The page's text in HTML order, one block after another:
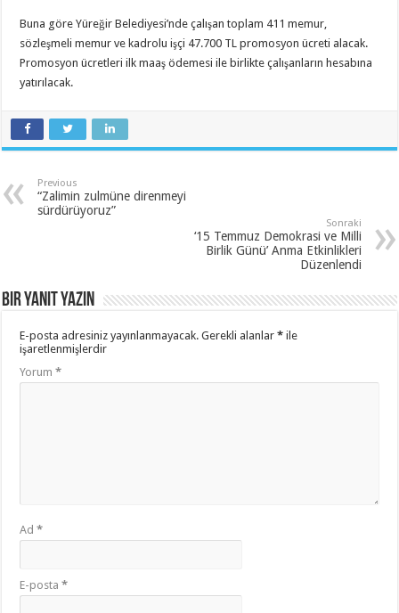
Buna göre Yüreğir Belediyesi’nde çalışan toplam 411 memur,
sözleşmeli memur ve kadrolu işçi 47.700 TL promosyon ücreti alacak.
Promosyon ücretleri ilk maaş ödemesi ile birlikte çalışanların hesabına
yatırılacak.
Previous
“Zalimin zulmüne direnmeyi
sürdürüyoruz”
Sonraki
‘15 Temmuz Demokrasi ve Milli
Birlik Günü’ Anma Etkinlikleri
Düzenlendi
Bir yanıt yazın
E-posta adresiniz yayınlanmayacak. Gerekli alanlar* ile
işaretlenmişlerdir
Yorum*
Ad*
E-posta*